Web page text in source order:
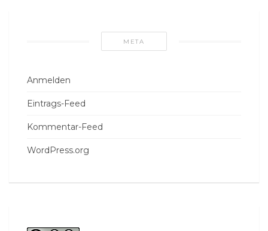
META
Anmelden
Eintrags-Feed
Kommentar-Feed
WordPress.org